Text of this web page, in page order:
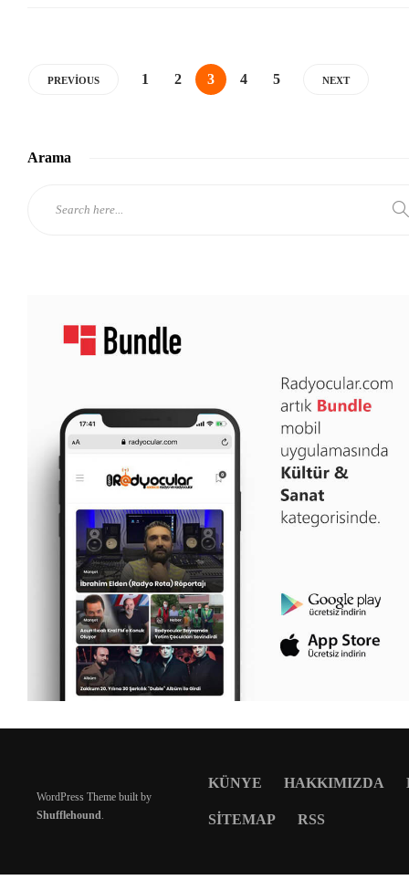
PREVIOUS 1 2 3 4 5 NEXT
Arama
WordPress Theme built by
Shufflehound
KÜNYE HAKKIMIZDA
SITEMAP RSS